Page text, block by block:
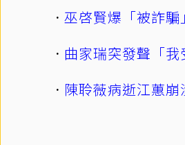
巫啓賢爆「被詐
曲家瑞突發聲「
陳聆薇病逝江蕙